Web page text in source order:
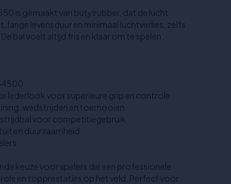
is gemaakt van butylrubber, dat de lucht
levensduur en minimaal luchtverlies, zelfs
bal voelt altijd fris en klaar om te spelen.
lederlook voor superieure grip en controle
wedstrijden en toernooien
voor competitiegebruik
en duurzaamheid
keuze voor spelers die een professionele
en topprestaties op het veld. Perfect voor